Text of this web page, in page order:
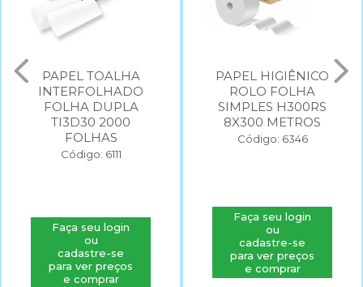
PAPEL TOALHA
INTERFOLHADO
FOLHA DUPLA
TI3D30 2000
FOLHAS
Código: 6111
Faça seu login
ou
cadastre-se
para ver preços
e comprar
PAPEL HIGIÊNICO
ROLO FOLHA
SIMPLES H300RS
8X300 METROS
Código: 6346
Faça seu login
ou
cadastre-se
para ver preços
e comprar